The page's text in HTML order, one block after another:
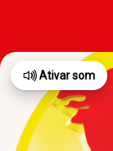
Ativar som